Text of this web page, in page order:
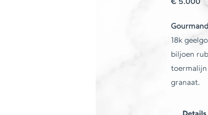
18k
biljoen
toermalijn
granaat.